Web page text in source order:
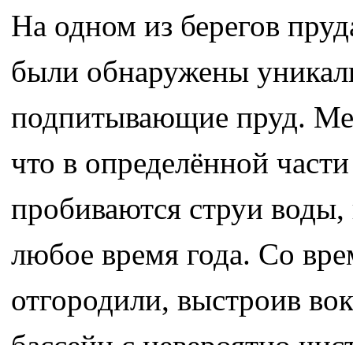
На одном из берегов
были обнаружены
подпитывающие пруд.
что в определённой
пробиваются струи
любое время года. Со
отгородили, выстроив